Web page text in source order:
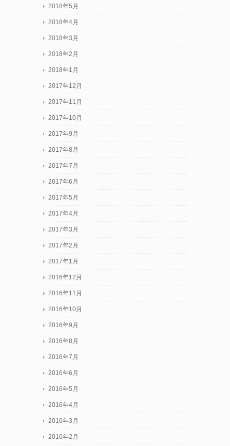
2018年5月
2018年4月
2018年3月
2018年2月
2018年1月
2017年12月
2017年11月
2017年10月
2017年9月
2017年8月
2017年7月
2017年6月
2017年5月
2017年4月
2017年3月
2017年2月
2017年1月
2016年12月
2016年11月
2016年10月
2016年9月
2016年8月
2016年7月
2016年6月
2016年5月
2016年4月
2016年3月
2016年2月